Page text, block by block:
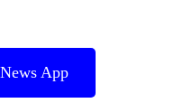
App